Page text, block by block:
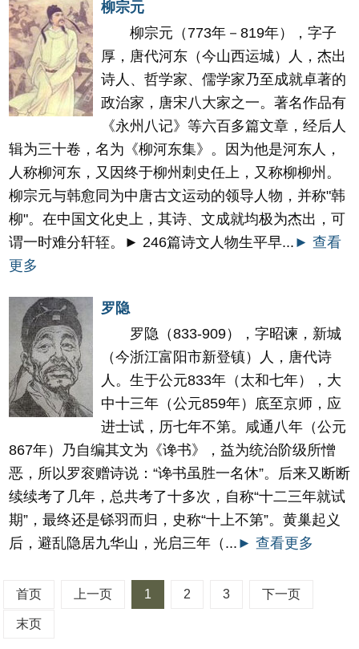
柳宗元
柳宗元（773年－819年），字子
厚，唐代河东（今山西运城）人，杰出
诗人、哲学家、儒学家乃至成就卓著的
政治家，唐宋八大家之一。著名作品有
《永州八记》等六百多篇文章，经后人
辑为三十卷，名为《柳河东集》。因为他是河东人，
人称柳河东，又因终于柳州刺史任上，又称柳柳州。
柳宗元与韩愈同为中唐古文运动的领导人物，并称"韩
柳"。在中国文化史上，其诗、文成就均极为杰出，可
谓一时难分轩轾。► 246篇诗文人物生平早... ► 查看
更多
罗隐
罗隐（833-909），字昭谏，新城
（今浙江富阳市新登镇）人，唐代诗
人。生于公元833年（太和七年），大
中十三年（公元859年）底至京师，应
进士试，历七年不第。咸通八年（公元
867年）乃自编其文为《谗书》，益为统治阶级所憎
恶，所以罗衮赠诗说：“谗书虽胜一名休”。后来又断断
续续考了几年，总共考了十多次，自称“十二三年就试
期”，最终还是铩羽而归，史称“十上不第”。黄巢起义
后，避乱隐居九华山，光启三年（... ► 查看更多
首页 上一页 1 2 3 下一页
末页